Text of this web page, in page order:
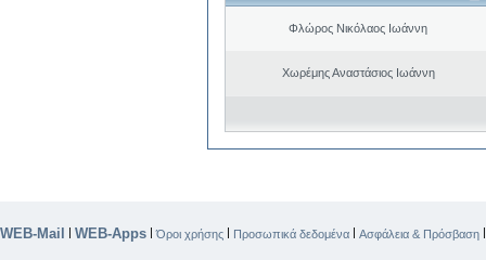
Φλώρος Νικόλαος Ιωάννη
Χωρέμης Αναστάσιος Ιωάννη
WEB-Mail | WEB-Apps |Όροι χρήσης | Προσωπικά δεδομένα | Ασφάλεια & Πρόσβαση